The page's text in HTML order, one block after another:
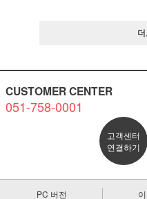
CUSTOMER CENTER
051-758-0001
고객센터
연결하기
PC 버전